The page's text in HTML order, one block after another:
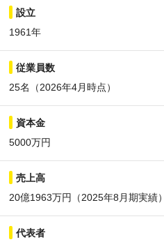
設立
1961年
従業員数
25名（2026年4⽉時点）
資本金
5000万円
売上高
20億1963万円（2025年8⽉期実績）
代表者